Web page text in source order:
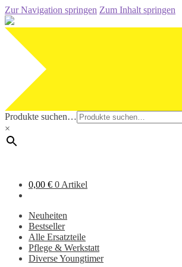
Zur Navigation springen Zum Inhalt springen
Produkte suchen…
×
0,00 € 0 Artikel
Neuheiten
Bestseller
Alle Ersatzteile
Pflege & Werkstatt
Diverse Youngtimer